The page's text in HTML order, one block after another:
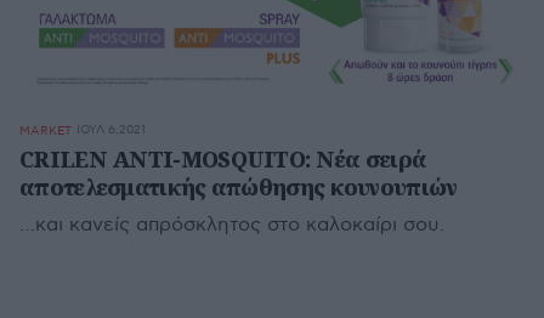
MARKET ΙΟΥΛ 6,2021
CRILEN ANTI-MOSQUITO: Νέα σειρά
αποτελεσματικής απώθησης κουνουπιών
…και κανείς απρόσκλητος στο καλοκαίρι σου.